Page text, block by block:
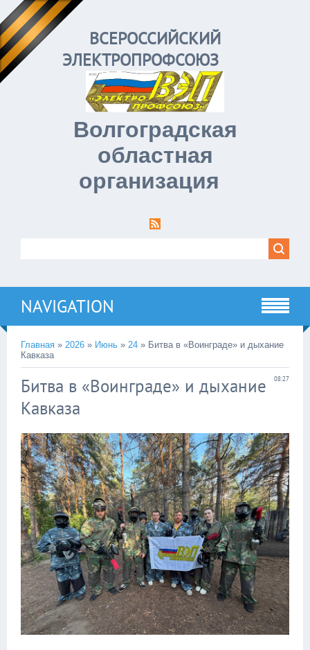
ВСЕРОССИЙСКИЙ
ЭЛЕКТРОПРОФСОЮЗ
Волгоградская
областная
организация
NAVIGATION
Главная » 2026 » Июнь » 24 » Битва в «Воинграде» и дыхание
Кавказа
08:27
Битва в «Воинграде» и дыхание
Кавказа